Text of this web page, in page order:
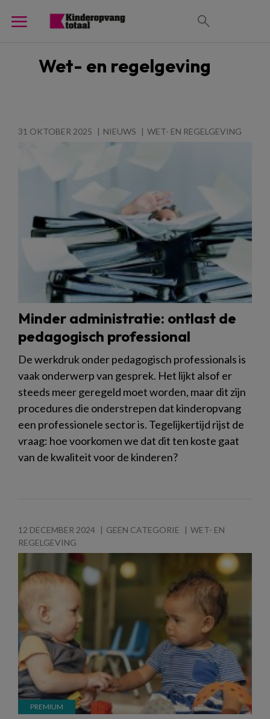
Wet- en regelgeving
31 OKTOBER 2025 NIEUWS WET- EN REGELGEVING
Minder administratie: ontlast de
pedagogisch professional
De werkdruk onder pedagogisch professionals is
vaak onderwerp van gesprek. Het lijkt alsof er
steeds meer geregeld moet worden, maar dit zijn
procedures die onderstrepen dat kinderopvang
een professionele sector is. Tegelijkertijd rijst de
vraag: hoe voorkomen we dat dit ten koste gaat
van de kwaliteit voor de kinderen?
12 DECEMBER 2024 GEEN CATEGORIE
WET- EN
REGELGEVING